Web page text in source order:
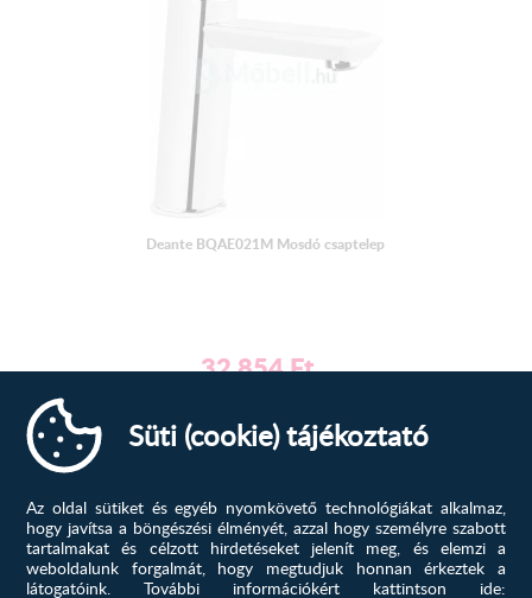
Deante BQAE021M Mosdó csaptelep
32 854Ft
MEGTEKINTÉS
Süti (cookie) tájékoztató
Az oldal sütiket és egyéb nyomkövető technológiákat alkalmaz,
hogy javítsa a böngészési élményét, azzal hogy személyre szabott
tartalmakat és célzott hirdetéseket jelenít meg, és elemzi a
weboldalunk forgalmát, hogy megtudjuk honnan érkeztek a
látogatóink.
További információkért kattintson ide: